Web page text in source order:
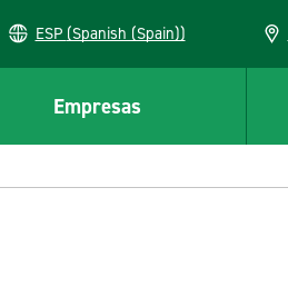
ESP (Spanish (Spain))
Empresas